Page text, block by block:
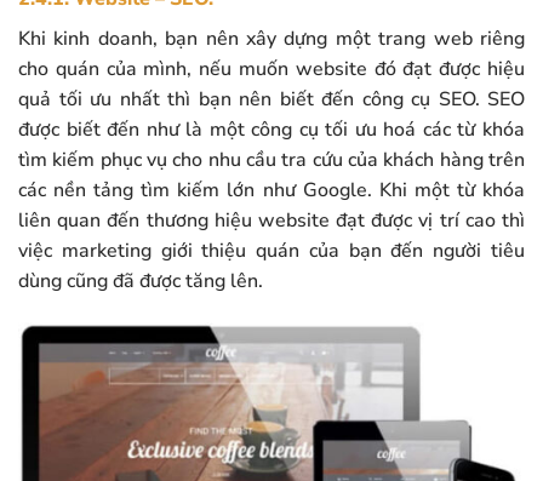
Khi kinh doanh, bạn nên xây dựng một trang web riêng
cho quán của mình, nếu muốn website đó đạt được hiệu
quả tối ưu nhất thì bạn nên biết đến công cụ SEO. SEO
được biết đến như là một công cụ tối ưu hoá các từ khóa
tìm kiếm phục vụ cho nhu cầu tra cứu của khách hàng trên
các nền tảng tìm kiếm lớn như Google. Khi một từ khóa
liên quan đến thương hiệu website đạt được vị trí cao thì
việc marketing giới thiệu quán của bạn đến người tiêu
dùng cũng đã được tăng lên.